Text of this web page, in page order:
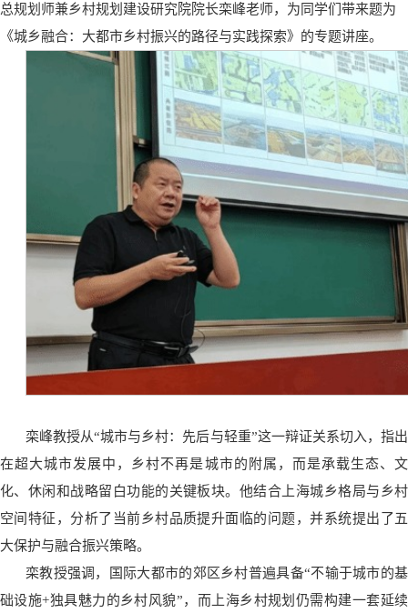
总规划师兼乡村规划建设研究院院长栾峰老师，为同学们带来题为
《城乡融合：大都市乡村振兴的路径与实践探索》的专题讲座。
栾峰教授从“城市与乡村：先后与轻重”这一辩证关系切入，指出
在超大城市发展中，乡村不再是城市的附属，而是承载生态、文
化、休闲和战略留白功能的关键板块。他结合上海城乡格局与乡村
空间特征，分析了当前乡村品质提升面临的问题，并系统提出了五
大保护与融合振兴策略。
栾教授强调，国际大都市的郊区乡村普遍具备“不输于城市的基
础设施+独具魅力的乡村风貌”，而上海乡村规划仍需构建一套延续